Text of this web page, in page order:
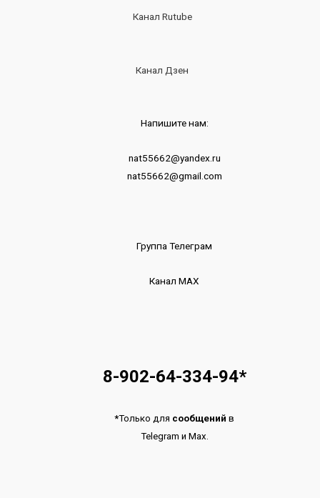
Канал Rutube
Канал Дзен
Напишите нам:
nat55662@yandex.ru
nat55662@gmail.com
Группа Телеграм
Канал МАХ
8-902-64-334-94*
*Только для сообщений в
Telegram и Max.